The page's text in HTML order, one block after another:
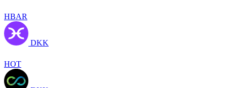
HBAR
DKK
HOT